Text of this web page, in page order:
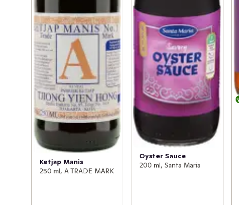
Ketjap Manis
250 ml, A TRADE MARK
Oyster Sauce
200 ml, Santa Maria